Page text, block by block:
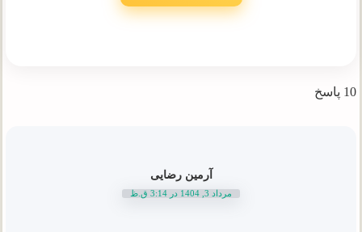
10 پاسخ
آرمین رضایی
مرداد 3, 1404 در 3:14 ق.ظ